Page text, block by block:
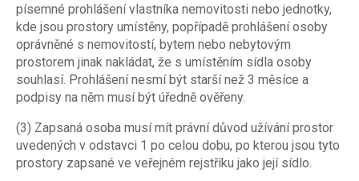
písemné prohlášení vlastníka nemovitosti nebo jednotky,
kde jsou prostory umístěny, popřípadě prohlášení osoby
oprávněné s nemovitostí, bytem nebo nebytovým
prostorem jinak nakládat, že s umístěním sídla osoby
souhlasí. Prohlášení nesmí být starší než 3 měsíce a
podpisy na něm musí být úředně ověřeny.
(3) Zapsaná osoba musí mít právní důvod užívání prostor
uvedených v odstavci 1 po celou dobu, po kterou jsou tyto
prostory zapsané ve veřejném rejstříku jako její sídlo.